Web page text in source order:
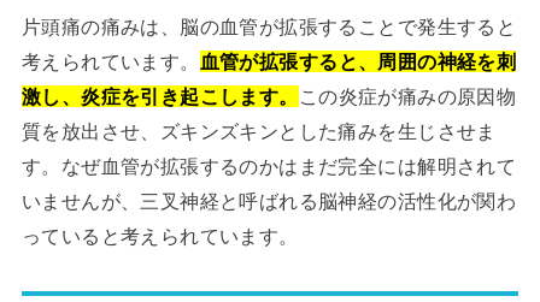
片頭痛の痛みは、脳の血管が拡張することで発生すると
考えられています。
血管が拡張すると、周囲の神経を刺
激し、炎症を引き起こします。
この炎症が痛みの原因物
質を放出させ、ズキンズキンとした痛みを生じさせま
す。なぜ血管が拡張するのかはまだ完全には解明されて
いませんが、三叉神経と呼ばれる脳神経の活性化が関わ
っていると考えられています。